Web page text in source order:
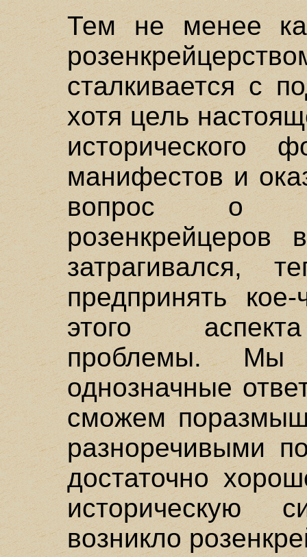
Тем не менее
сталкивается с
хотя цель
исторического
манифестов и
вопрос о
затрагивался,
предпринять
этого
проблемы.
однозначные
сможем
разноречивыми
достаточно
историческую
возникло